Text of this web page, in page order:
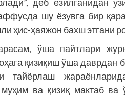
шу ёзувга бир
ҳис-ҳаяжон бахш этгани
ўша пайтлари
қизиқиш ўша даврдан
тайёрлаш
муҳим ва қизиқ мактаб ва